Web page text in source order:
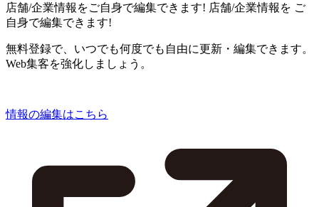
店舗/企業情報をご自身で編集できます! 店舗/企業情報を ご
自身で編集できます!
無料登録で、いつでも何度でも自由に更新・編集できます。
Web集客を強化しましょう。
情報の編集はこちら